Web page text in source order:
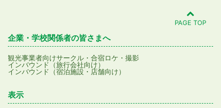
PAGE TOP
企業・学校関係者の皆さまへ
観光事業者向けサークル・合宿ロケ・撮影
インバウンド（旅行会社向け）
インバウンド（宿泊施設・店舗向け）
表示